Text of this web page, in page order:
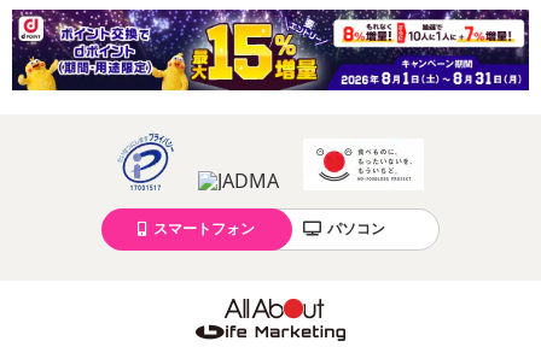
に関係なく利用できます。
・手のひらに収まるコンパクトサイズだから使わないときはバッグ
やポケットに入れていてもかさばらず持ち運びにも便利です。
・原産国（最終加工地）：中国
・原材料/材質/素材：フリース
・商品カラー：グレー ボアタイプ
・商品サイズ：商品詳細箇所をご確認ください。
・注意事項：
※製造過程によりサイズや色合いなどに若干の差が生じる場合が
スマートフォン パソコン